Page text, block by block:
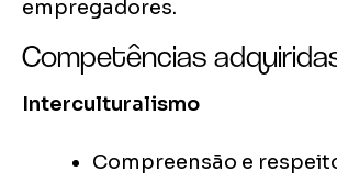
empregadores.
Competências
Interculturalismo
Compreensão e